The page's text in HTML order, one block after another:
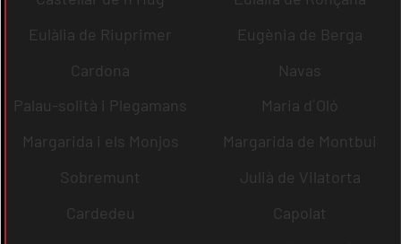
Eulàlia de Riuprimer
Eugènia de Berga
Cardona
Navas
Palau-solità i Plegamans
Maria d´Oló
Margarida i els Monjos
Margarida de Montbui
Sobremunt
Julià de Vilatorta
Cardedeu
Capolat